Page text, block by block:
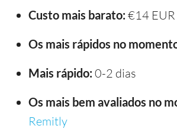
Custo mais barato: €14 EUR
Os mais rápidos no
Mais rápido: 0-2 dias
Os mais bem avaliados no
Remitly